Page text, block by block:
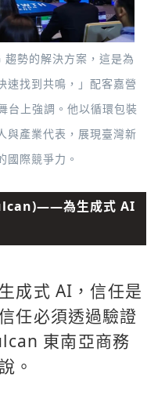
趨勢的解決方案，這是為
速找到共鳴，」配客嘉營
台上強調。他以循環包裝
與產業代表，展現臺灣新
國際競爭力。
為生成式 AI
成式 AI，信任是
任必須透過驗證
東南亞商務
。